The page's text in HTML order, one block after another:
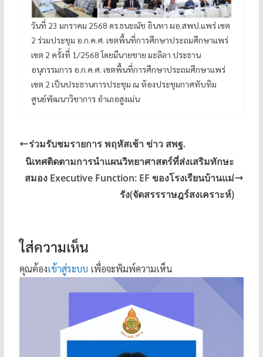
วันที่ 23 มกราคม 2568 ดร.ธนะณัช อินทา ผอ.สพป.แพร่ เขต
2 ร่วมประชุม อ.ก.ค.ศ. เขตพื้นที่การศึกษาประถมศึกษาแพร่
เขต 2 ครั้งที่ 1/2568 โดยมีนายชาย มะลิลา ประธาน
อนุกรรมการ อ.ก.ค.ศ. เขตพื้นที่การศึกษาประถมศึกษาแพร่
เขต 2 เป็นประธานการประชุม ณ ห้องประชุมกาศทับทิม
ศูนย์พัฒนาวิชาการ อำเภอสูงเม่น
ร่วมรับชมรายการ พฤหัสเช้า ข่าว สพฐ.
นิเทศติดตามการนำแผนวิทยาศาสตร์ที่ส่งเสริมทักษะ
สมอง Executive Function: EF ของโรงเรียนบ้านแม่
รัง(จัดสรรราษฎร์สงเคราะห์)
ใส่ความเห็น
คุณต้องเข้าสู่ระบบ เพื่อจะพิมพ์ความเห็น